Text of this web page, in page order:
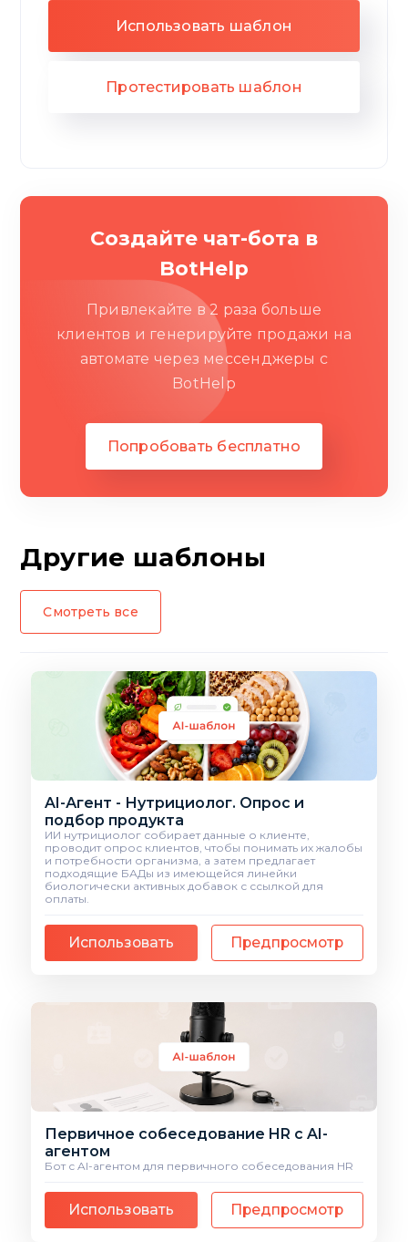
Использовать шаблон
Протестировать шаблон
Создайте чат-бота в
BotHelp
Привлекайте в 2 раза больше
клиентов и генерируйте продажи на
автомате через мессенджеры c
BotHelp
Попробовать бесплатно
Другие шаблоны
Смотреть все
AI-Агент - Нутрициолог. Опрос и
подбор продукта
ИИ нутрициолог собирает данные о клиенте,
проводит опрос клиентов, чтобы понимать их жалобы
и потребности организма, а затем предлагает
подходящие БАДы из имеющейся линейки
биологически активных добавок с ссылкой для
оплаты.
Использовать Предпросмотр
Первичное собеседование HR с AI-
агентом
Бот с AI-агентом для первичного собеседования HR
Использовать Предпросмотр